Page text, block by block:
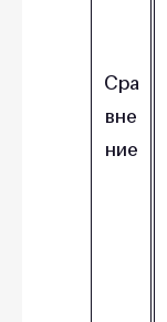
Сра
вне
ние